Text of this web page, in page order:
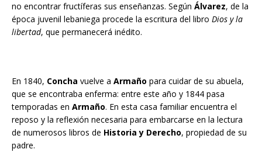
no encontrar fructíferas sus enseñanzas. Según Álvarez, de la
época juvenil lebaniega procede la escritura del libro Dios y la
libertad, que permanecerá inédito.
En 1840, Concha vuelve a Armaño para cuidar de su abuela,
que se encontraba enferma: entre este año y 1844 pasa
temporadas en Armaño. En esta casa familiar encuentra el
reposo y la reflexión necesaria para embarcarse en la lectura
de numerosos libros de Historia y Derecho, propiedad de su
padre.